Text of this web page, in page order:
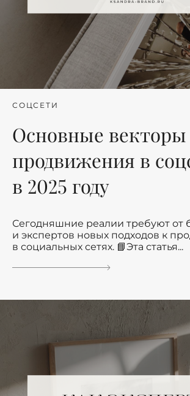
СОЦСЕТИ
Основные векторы
продвижения в
в 2025 году
Сегодняшние реалии требуют от
и экспертов новых подходов к
в социальных сетях. 📘Эта статья...